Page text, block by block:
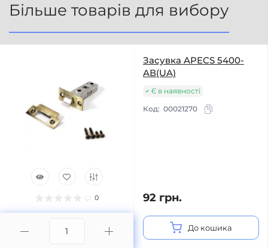
Більше товарів для вибору
0
Засувка APECS 5400-
AВ(UA)
Є в наявності
Код: 00021270
92 грн.
До кошика